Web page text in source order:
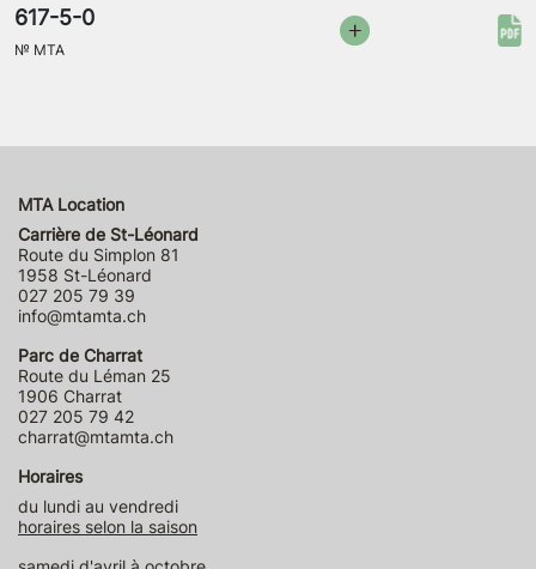
617-5-0
№ MTA
MTA Location
Carrière de St-Léonard
Route du Simplon 81
1958 St-Léonard
027 205 79 39
info@mtamta.ch
Parc de Charrat
Route du Léman 25
1906 Charrat
027 205 79 42
charrat@mtamta.ch
Horaires
du lundi au vendredi
horaires selon la saison